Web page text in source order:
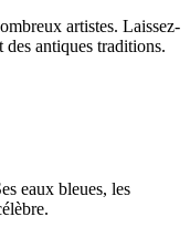
artistes. Laissez-
des antiques traditions.
eaux bleues, les